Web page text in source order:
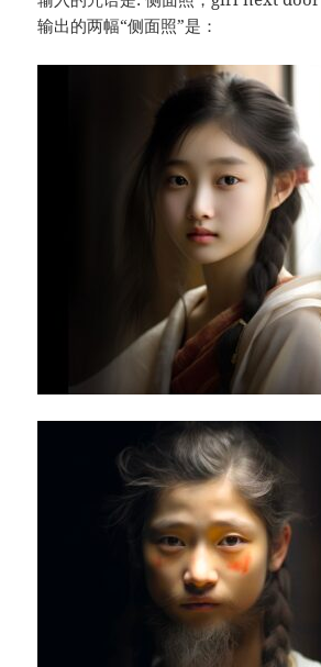
输出的两幅“侧面照”是：